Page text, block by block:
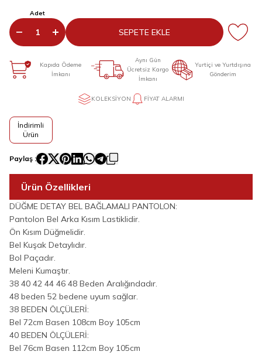
Adet
SEPETE EKLE
Kapıda Ödeme
İmkanı
Aynı Gün
Ücretsiz Kargo
İmkanı
Yurtiçi ve Yurtdışına
Gönderim
KOLEKSIYON FIYAT ALARMI
İndirimli
Ürün
Paylaş :
Ürün Özellikleri
DÜĞME DETAY BEL BAĞLAMALI PANTOLON:
Pantolon Bel Arka Kısım Lastiklidir.
Ön Kısım Düğmelidir.
Bel Kuşak Detaylıdır.
Bol Paçadır.
Meleni Kumaştır.
38 40 42 44 46 48 Beden Aralığındadır.
48 beden 52 bedene uyum sağlar.
38 BEDEN ÖLÇÜLERİ:
Bel 72cm Basen 108cm Boy 105cm
40 BEDEN ÖLÇÜLERİ:
Bel 76cm Basen 112cm Boy 105cm